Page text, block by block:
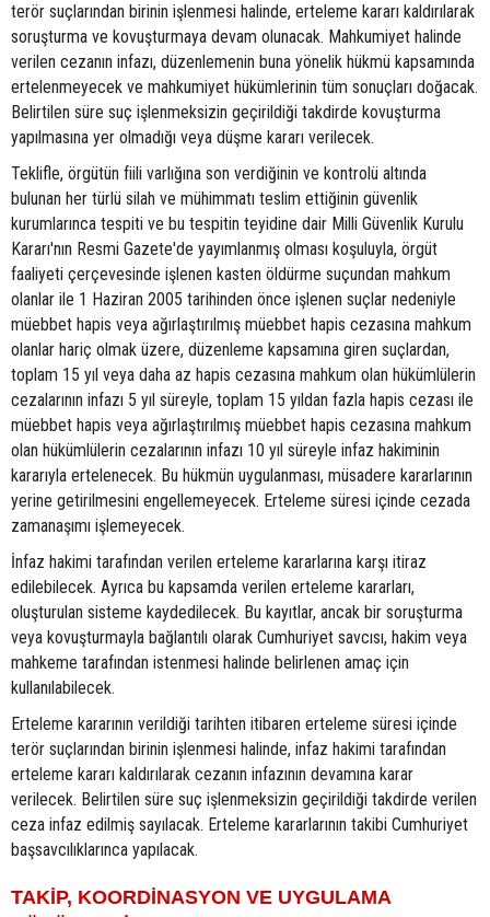
terör suçlarından birinin işlenmesi halinde, erteleme kararı kaldırılarak
soruşturma ve kovuşturmaya devam olunacak. Mahkumiyet halinde
verilen cezanın infazı, düzenlemenin buna yönelik hükmü kapsamında
ertelenmeyecek ve mahkumiyet hükümlerinin tüm sonuçları doğacak.
Belirtilen süre suç işlenmeksizin geçirildiği takdirde kovuşturma
yapılmasına yer olmadığı veya düşme kararı verilecek.
Teklifle, örgütün fiili varlığına son verdiğinin ve kontrolü altında
bulunan her türlü silah ve mühimmatı teslim ettiğinin güvenlik
kurumlarınca tespiti ve bu tespitin teyidine dair Milli Güvenlik Kurulu
Kararı'nın Resmi Gazete'de yayımlanmış olması koşuluyla, örgüt
faaliyeti çerçevesinde işlenen kasten öldürme suçundan mahkum
olanlar ile 1 Haziran 2005 tarihinden önce işlenen suçlar nedeniyle
müebbet hapis veya ağırlaştırılmış müebbet hapis cezasına mahkum
olanlar hariç olmak üzere, düzenleme kapsamına giren suçlardan,
toplam 15 yıl veya daha az hapis cezasına mahkum olan hükümlülerin
cezalarının infazı 5 yıl süreyle, toplam 15 yıldan fazla hapis cezası ile
müebbet hapis veya ağırlaştırılmış müebbet hapis cezasına mahkum
olan hükümlülerin cezalarının infazı 10 yıl süreyle infaz hakiminin
kararıyla ertelenecek. Bu hükmün uygulanması, müsadere kararlarının
yerine getirilmesini engellemeyecek. Erteleme süresi içinde cezada
zamanaşımı işlemeyecek.
İnfaz hakimi tarafından verilen erteleme kararlarına karşı itiraz
edilebilecek. Ayrıca bu kapsamda verilen erteleme kararları,
oluşturulan sisteme kaydedilecek. Bu kayıtlar, ancak bir soruşturma
veya kovuşturmayla bağlantılı olarak Cumhuriyet savcısı, hakim veya
mahkeme tarafından istenmesi halinde belirlenen amaç için
kullanılabilecek.
Erteleme kararının verildiği tarihten itibaren erteleme süresi içinde
terör suçlarından birinin işlenmesi halinde, infaz hakimi tarafından
erteleme kararı kaldırılarak cezanın infazının devamına karar
verilecek. Belirtilen süre suç işlenmeksizin geçirildiği takdirde verilen
ceza infaz edilmiş sayılacak. Erteleme kararlarının takibi Cumhuriyet
başsavcılıklarınca yapılacak.
TAKİP, KOORDİNASYON VE UYGULAMA